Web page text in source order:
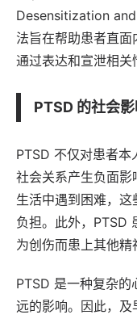
Desensitization
法旨在帮助患者直
通过表达和宣泄相关
PTSD 的社会
PTSD 不仅对患者本
社会关系产生负面
生活中遇到困难，
负担。此外，PTSD
为创伤而患上其他精
PTSD 是一种复杂的
远的影响。因此，